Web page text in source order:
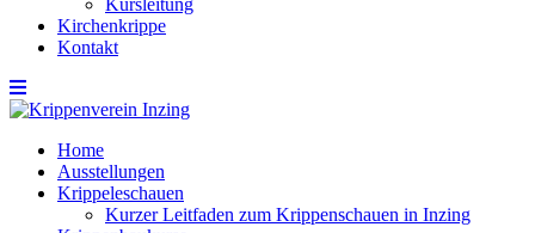
Kursleitung
Kirchenkrippe
Kontakt
Home
Ausstellungen
Krippeleschauen
Kurzer Leitfaden zum Krippenschauen in Inzing